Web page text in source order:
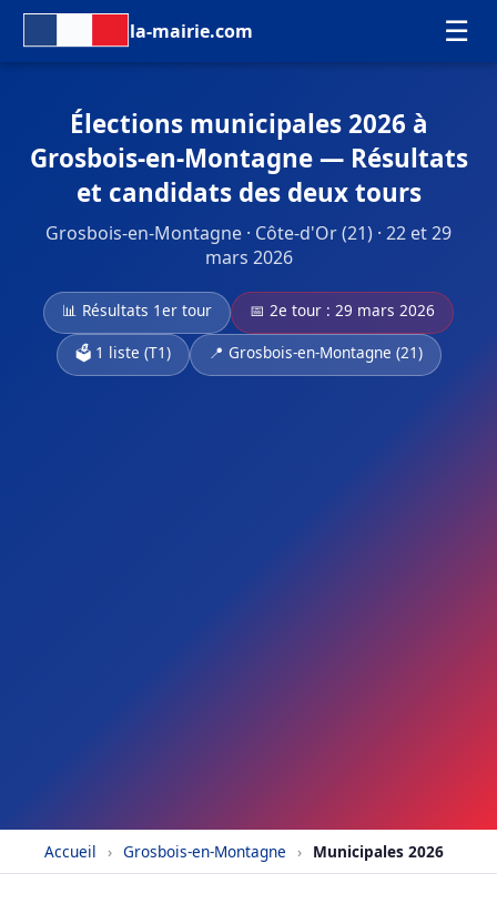
la-mairie.com ☰
Élections municipales 2026 à
Grosbois-en-Montagne — Résultats
et candidats des deux tours
Grosbois-en-Montagne · Côte-d'Or (21) · 22 et 29
mars 2026
📊 Résultats 1er tour
📅 2e tour : 29 mars 2026
🗳️ 1 liste (T1)
📍 Grosbois-en-Montagne (21)
Accueil › Grosbois-en-Montagne › Municipales 2026